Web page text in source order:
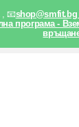
, 📧shop@smfit.bg
програма -